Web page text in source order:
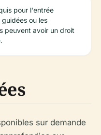
pour l'entrée
ou les
peuvent avoir un droit
sur demande